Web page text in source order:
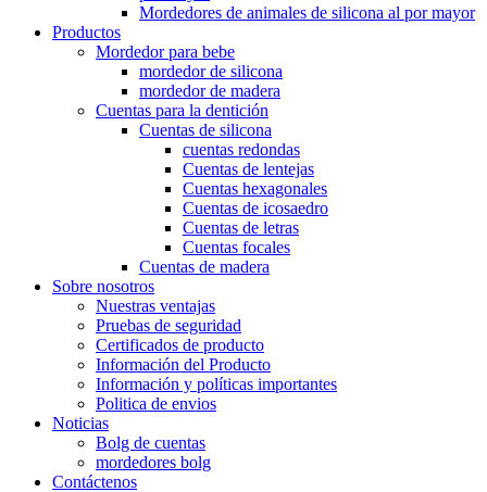
Mordedores de animales de silicona al por mayor
Productos
Mordedor para bebe
mordedor de silicona
mordedor de madera
Cuentas para la dentición
Cuentas de silicona
cuentas redondas
Cuentas de lentejas
Cuentas hexagonales
Cuentas de icosaedro
Cuentas de letras
Cuentas focales
Cuentas de madera
Sobre nosotros
Nuestras ventajas
Pruebas de seguridad
Certificados de producto
Información del Producto
Información y políticas importantes
Politica de envios
Noticias
Bolg de cuentas
mordedores bolg
Contáctenos